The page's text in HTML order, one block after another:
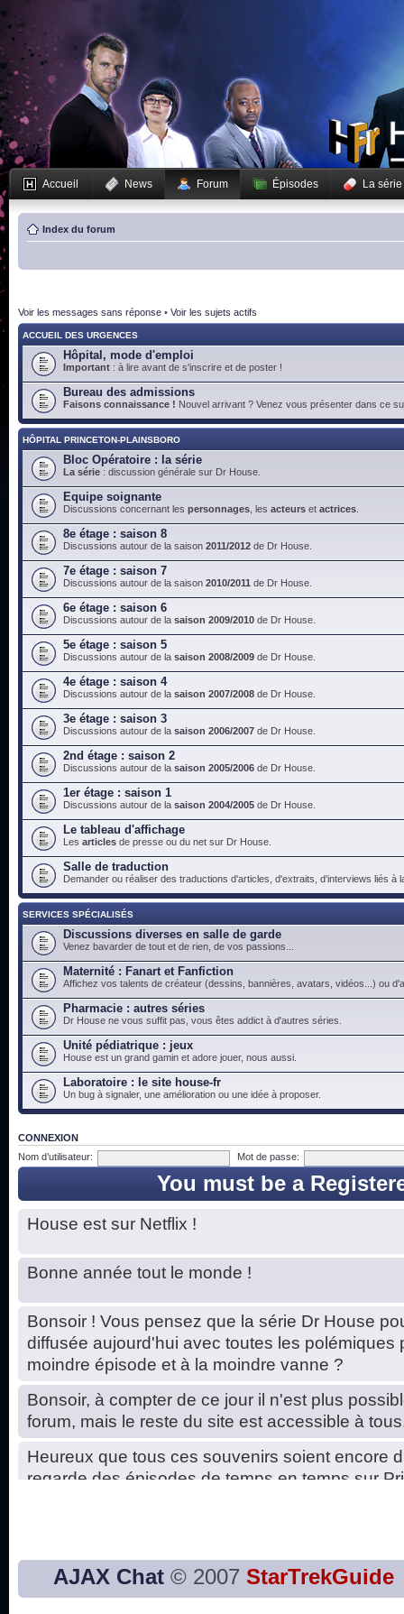
Accueil News Forum Épisodes La série
Index du forum
Voir les messages sans réponse • Voir les sujets actifs
ACCUEIL DES URGENCES
Hôpital, mode d'emploi
Important : à lire avant de s'inscrire et de poster !
Bureau des admissions
Faisons connaissance ! Nouvel arrivant ? Venez vous présenter dans ce
HÔPITAL PRINCETON-PLAINSBORO
Bloc Opératoire : la série
La série : discussion générale sur Dr House.
Equipe soignante
Discussions concernant les personnages , les acteurs et actrices
8e étage : saison 8
Discussions autour de la saison 2011/2012 de Dr House.
7e étage : saison 7
Discussions autour de la saison 2010/2011 de Dr House.
6e étage : saison 6
Discussions autour de la saison 2009/2010 de Dr House.
5e étage : saison 5
Discussions autour de la saison 2008/2009 de Dr House.
4e étage : saison 4
Discussions autour de la saison 2007/2008 de Dr House.
3e étage : saison 3
Discussions autour de la saison 2006/2007 de Dr House.
2nd étage : saison 2
Discussions autour de la saison 2005/2006 de Dr House.
1er étage : saison 1
Discussions autour de la saison 2004/2005 de Dr House.
Le tableau d'affichage
Les articles de presse ou du net sur Dr House.
Salle de traduction
Demander ou réaliser des traductions d'articles, d'extraits, d'interviews liés à
SERVICES SPÉCIALISÉS
Discussions diverses en salle de garde
Venez bavarder de tout et de rien, de vos passions...
Maternité : Fanart et Fanfiction
Affichez vos talents de créateur (dessins, bannières, avatars, vidéos...) ou
Pharmacie : autres séries
Dr House ne vous suffit pas, vous êtes addict à d'autres séries.
Unité pédiatrique : jeux
House est un grand gamin et adore jouer, nous aussi.
Laboratoire : le site house-fr
Un bug à signaler, une amélioration ou une idée à proposer.
CONNEXION
Nom d’utilisateur:
Mot de passe:
You must be a
House est sur Netflix !
Bonne année tout le monde !
Bonsoir ! Vous pensez que la série Dr House
diffusée aujourd'hui avec toutes les polémiques
moindre épisode et à la moindre vanne ?
Bonsoir, à compter de ce jour il n'est plus
forum, mais le reste du site est accessible à
Heureux que tous ces souvenirs soient encore
regarde des épisodes de temps en temps sur
Bon, 2020, ça n'a pas trop marché. JE vous
AJAX Chat © 2007 StarTrekGuide